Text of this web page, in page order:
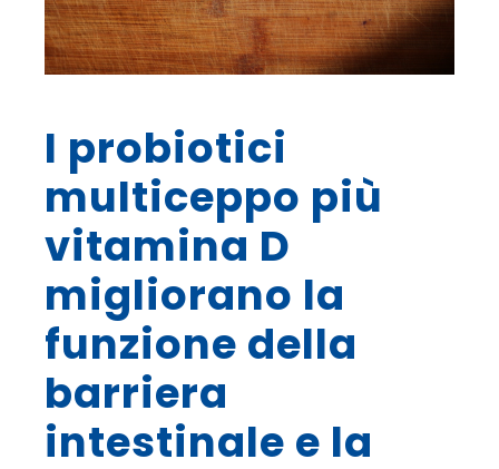
I probiotici
multiceppo più
vitamina D
migliorano la
funzione della
barriera
intestinale e la